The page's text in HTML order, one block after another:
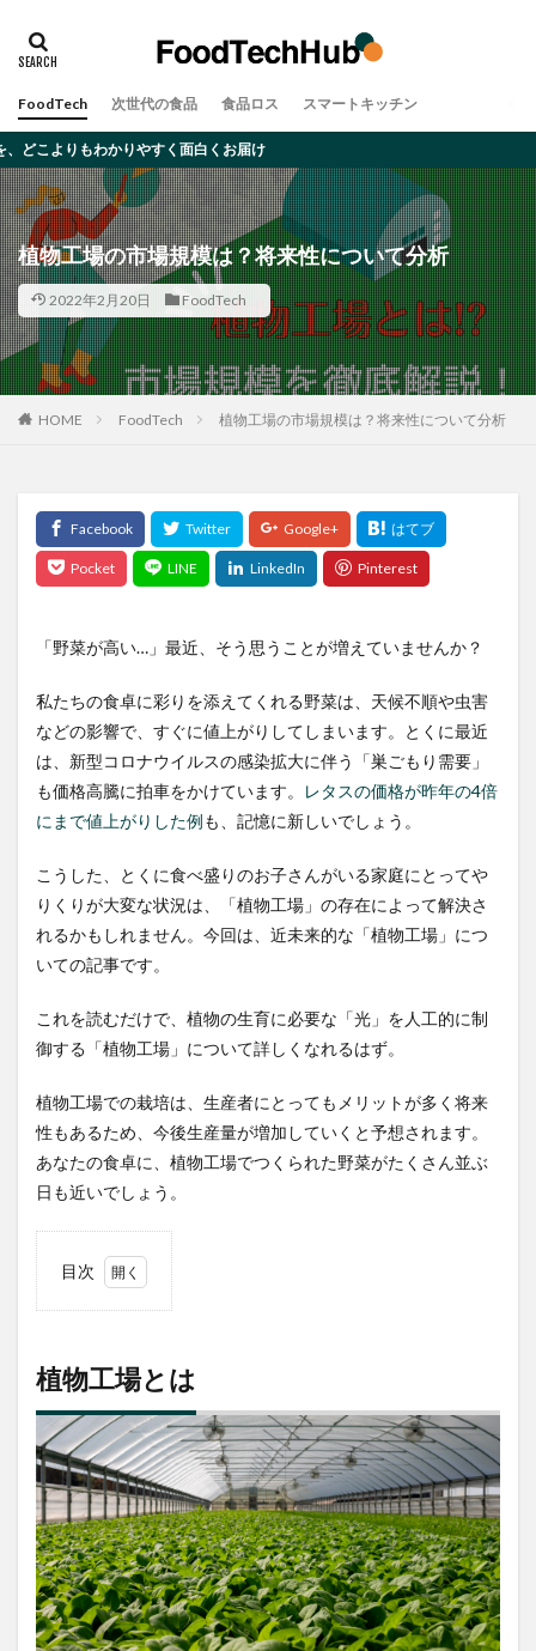
FoodTech 次世代の食品 食品ロス スマートキッチン
く面白くお届け
植物工場の市場規模は？将来性について分析
2022年2月20日 FoodTech
HOME FoodTech 植物工場の市場規模は？将来性について分析
「野菜が高い…」最近、そう思うことが増えていませんか？
私たちの食卓に彩りを添えてくれる野菜は、天候不順や虫害
などの影響で、すぐに値上がりしてしまいます。とくに最近
は、新型コロナウイルスの感染拡大に伴う「巣ごもり需要」
も価格高騰に拍車をかけています。
レタスの価格が昨年の4倍
にまで値上がりした例も、記憶に新しいでしょう。
こうした、とくに食べ盛りのお子さんがいる家庭にとってや
りくりが大変な状況は、「植物工場」の存在によって解決さ
れるかもしれません。今回は、近未来的な「植物工場」につ
いての記事です。
これを読むだけで、植物の生育に必要な「光」を人工的に制
御する「植物工場」について詳しくなれるはず。
植物工場での栽培は、生産者にとってもメリットが多く将来
性もあるため、今後生産量が増加していくと予想されます。
あなたの食卓に、植物工場でつくられた野菜がたくさん並ぶ
日も近いでしょう。
目次
とは
完全
人工
光型
1.2
太陽
光併
用型
2
植物
植物工場とは
タグ
デメリット
ムカデ メリット
大豆ミート
完全食
対策・原因
検索